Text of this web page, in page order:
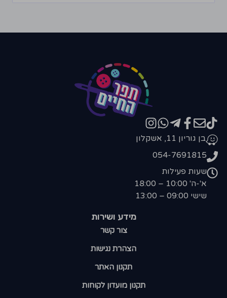
מידע ושירות
צור קשר
הצהרת נגישות
תקנון האתר
תקנון מועדון לקוחות
בן גוריון 11, אשקלון
054-7691815
שעות פעילות
א'-ה' 10:00 – 18:00
שישי 09:00 – 13:00